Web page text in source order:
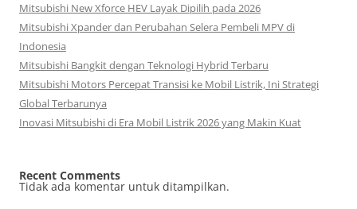
Mitsubishi New Xforce HEV Layak Dipilih pada 2026
Mitsubishi Xpander dan Perubahan Selera Pembeli MPV di
Indonesia
Mitsubishi Bangkit dengan Teknologi Hybrid Terbaru
Mitsubishi Motors Percepat Transisi ke Mobil Listrik, Ini Strategi
Global Terbarunya
Inovasi Mitsubishi di Era Mobil Listrik 2026 yang Makin Kuat
Recent Comments
Tidak ada komentar untuk ditampilkan.